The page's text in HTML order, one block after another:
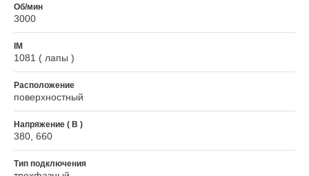
Об/мин
3000
IM
1081 ( лапы )
Расположение
поверхностный
Напряжение ( В )
380, 660
Тип подключения